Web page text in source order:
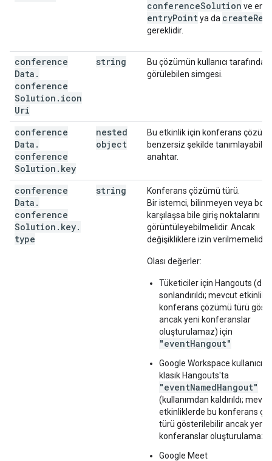
conferenceSolution ve en
entryPointya da
gereklidir.
conference
Data .
conference
Solution . icon
Uri
string
Bu çözümün kullanıcı tarafından
görülebilen simgesi.
conference
Data .
conference
Solution . key
nested
object
Bu etkinlik için konferans
benzersiz şekilde tanımlayabilen
anahtar.
conference
Data .
conference
Solution . key.
type
string
Konferans çözümü türü.
Bir istemci, bilinmeyen veya boş
karşılaşsa bile giriş noktalarını
görüntüleyebilmelidir. Ancak
değişikliklere izin verilmemelidir.
Olası değerler:
Tüketiciler için Hangouts
sonlandırıldı; mevcut
konferans çözümü türü
ancak yeni konferanslar
oluşturulamaz) için
"eventHangout"
Google Workspace
klasik Hangouts'ta
"eventNamedHangout"
(kullanımdan kaldırıldı;
etkinliklerde bu konferans
türü gösterilebilir ancak yeni
konferanslar oluşturulamaz)
Google Meet